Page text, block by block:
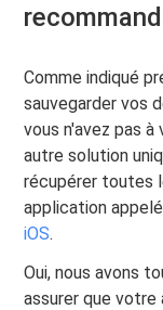
Comme indiqué
sauvegarder vos
vous n'avez pas
autre solution
récupérer toutes
application
iOS.
Oui, nous avons
assurer que votre